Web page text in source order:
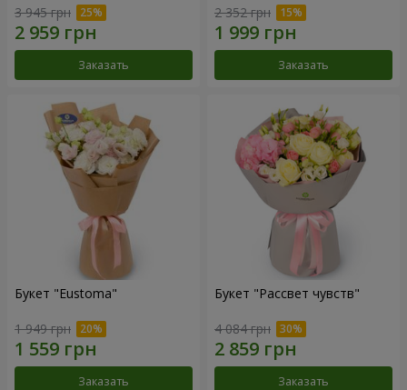
3 945 грн
Заказать
2 352 грн
Заказать
Букет "Eustoma"
1 949 грн
Заказать
Букет "Рассвет чувств"
4 084 грн
Заказать